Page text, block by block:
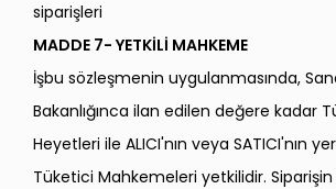
siparişleri
MADDE 7- YETKİLİ MAHKEME
İşbu sözleşmenin uygulanmasında,
Bakanlığınca ilan edilen değere kadar
Heyetleri ile ALICI'nın veya SATICI'nın
Tüketici Mahkemeleri yetkilidir.